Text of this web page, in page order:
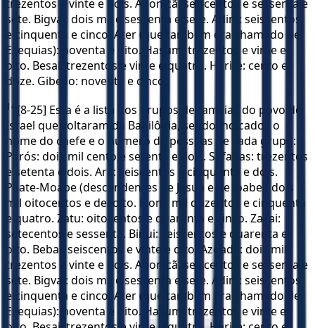
trezentos e vinte e dois. Adonicã: seiscentos e sessenta e
sete. Bigvai: dois mil e sessenta e sete. Adim: seiscentos
e cinquenta e cinco. Ater (que também era chamado de
Ezequias): noventa e oito. Hasum: trezentos e vinte e
oito. Besai: trezentos e vinte e quatro. Harife: cento e
doze. Gibeão: noventa e cinco.
14 [8-25] Esta é a lista dos grupos de famílias do povo de
Israel que voltaram da Babilônia, sendo indicados o
nome do chefe e o número de pessoas de cada grupo:
Parós: dois mil cento e setenta e dois. Sefatias: trezentos
e setenta e dois. Ará: seiscentos e cinquenta e dois.
Paate-Moabe (descendentes de Jesua e de Joabe): dois
mil oitocentos e dezoito. Elom: mil duzentos e cinquenta
e quatro. Zatu: oitocentos e quarenta e cinco. Zacai:
setecentos e sessenta. Binui: seiscentos e quarenta e
oito. Bebai: seiscentos e vinte e oito. Azgade: dois mil
trezentos e vinte e dois. Adonicã: seiscentos e sessenta e
sete. Bigvai: dois mil e sessenta e sete. Adim: seiscentos
e cinquenta e cinco. Ater (que também era chamado de
Ezequias): noventa e oito. Hasum: trezentos e vinte e